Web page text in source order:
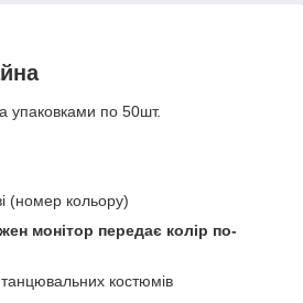
упаковками по 50шт.
(номер кольору)
монітор передає колір по-
костюмів